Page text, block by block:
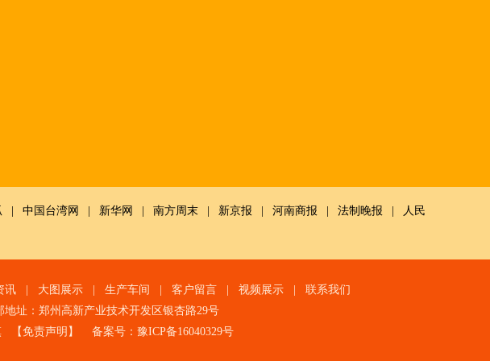
中国台湾网 新华网 南方周末 新京报 河南商报 法制晚报
人民
讯| 大图展示| 生产车间 客户留言| 视频展示| 联系我们
址：郑州高新产业技术开发区银杏路29号
【免责声明 】 备案号： 豫ICP备16040329号